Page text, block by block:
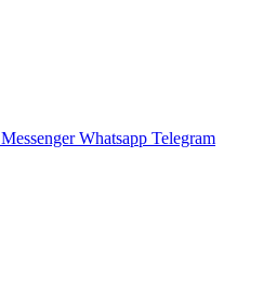
Messenger Whatsapp Telegram